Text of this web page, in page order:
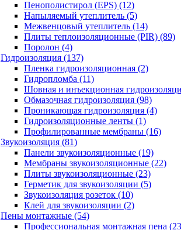
Пенополистирол (EPS) (12)
Напыляемый утеплитель (5)
Межвенцовый утеплитель (14)
Плиты теплоизоляционные (PIR) (89)
Поролон (4)
Гидроизоляция (137)
Пленка гидроизоляционная (2)
Гидропломба (11)
Шовная и инъекционная
Обмазочная гидроизоляция (98)
Проникающая гидроизоляция (4)
Гидроизоляционные ленты (1)
Профилированные мембраны (16)
Звукоизоляция (81)
Панели звукоизоляционные (19)
Мембраны звукоизоляционные (22)
Плиты звукоизоляционные (23)
Герметик для звукоизоляции (5)
Звукоизоляция розеток (10)
Клей для звукоизоляции (2)
Пены монтажные (54)
Профессиональная монтажная пена